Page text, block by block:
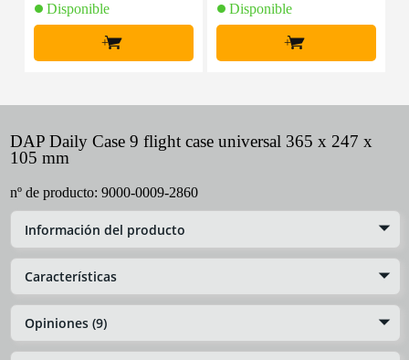
Disponible
+
Disponible
+
DAP Daily Case 9 flight case universal 365 x 247 x
105 mm
nº de producto: 9000-0009-2860
Información del producto
Características
Opiniones (9)